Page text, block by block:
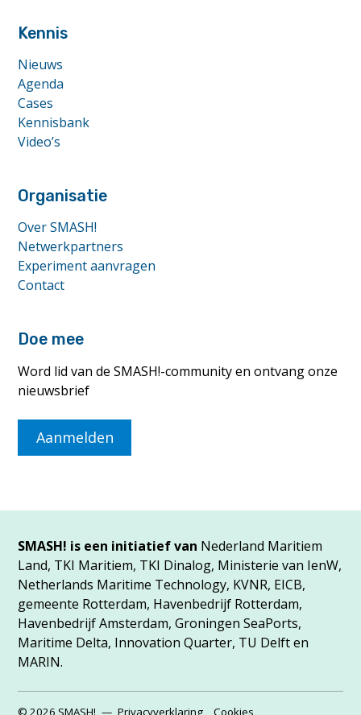
Kennis
Nieuws
Agenda
Cases
Kennisbank
Video’s
Organisatie
Over SMASH!
Netwerkpartners
Experiment aanvragen
Contact
Doe mee
Word lid van de SMASH!-community en ontvang onze
nieuwsbrief
Aanmelden
© 2026 SMASH! Privacyverklaring Cookies
SMASH! is een initiatief van Nederland Maritiem
Land, TKI Maritiem, TKI Dinalog, Ministerie van IenW,
Netherlands Maritime Technology, KVNR, EICB,
gemeente Rotterdam, Havenbedrijf Rotterdam,
Havenbedrijf Amsterdam, Groningen SeaPorts,
Maritime Delta, Innovation Quarter, TU Delft en
MARIN.